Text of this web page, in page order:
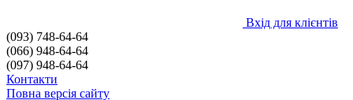
Вхід для клієнтів
(093) 748-64-64
(066) 948-64-64
(097) 948-64-64
Контакти
Повна версія сайту